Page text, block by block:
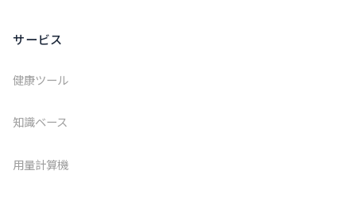
サービス
健康ツール
知識ベース
用量計算機